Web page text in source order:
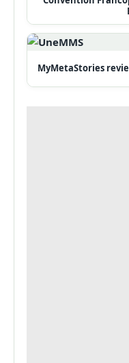
MyMetaStories